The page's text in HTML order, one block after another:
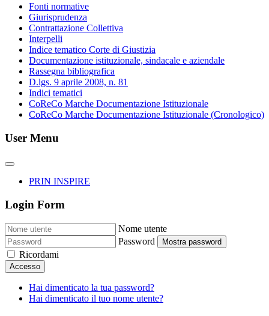
Fonti normative
Giurisprudenza
Contrattazione Collettiva
Interpelli
Indice tematico Corte di Giustizia
Documentazione istituzionale, sindacale e aziendale
Rassegna bibliografica
D.lgs. 9 aprile 2008, n. 81
Indici tematici
CoReCo Marche Documentazione Istituzionale
CoReCo Marche Documentazione Istituzionale (Cronologico)
User Menu
PRIN INSPIRE
Login Form
Nome utente
Password
Mostra password
Ricordami
Accesso
Hai dimenticato la tua password?
Hai dimenticato il tuo nome utente?